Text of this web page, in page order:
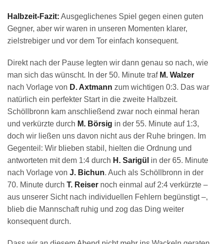
Halbzeit-Fazit: Ausgeglichenes Spiel gegen einen guten
Gegner, aber wir waren in unseren Momenten klarer,
zielstrebiger und vor dem Tor einfach konsequent.
Direkt nach der Pause legten wir dann genau so nach, wie
man sich das wünscht. In der 50. Minute traf M. Walzer
nach Vorlage von D. Axtmann zum wichtigen 0:3. Das war
natürlich ein perfekter Start in die zweite Halbzeit.
Schöllbronn kam anschließend zwar noch einmal heran
und verkürzte durch M. Börsig in der 55. Minute auf 1:3,
doch wir ließen uns davon nicht aus der Ruhe bringen. Im
Gegenteil: Wir blieben stabil, hielten die Ordnung und
antworteten mit dem 1:4 durch H. Sarigül in der 65. Minute
nach Vorlage von J. Bichun. Auch als Schöllbronn in der
70. Minute durch T. Reiser noch einmal auf 2:4 verkürzte –
aus unserer Sicht nach individuellen Fehlern begünstigt –,
blieb die Mannschaft ruhig und zog das Ding weiter
konsequent durch.